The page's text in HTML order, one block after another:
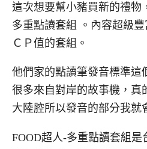
這次想要幫小豬買新的禮物
多重點讀套組 。內容超級
ＣＰ值的套組。
他們家的點讀筆發音標準這
很多來自對岸的故事機，真
大陸腔所以發音的部分我就
FOOD超人-多重點讀套組